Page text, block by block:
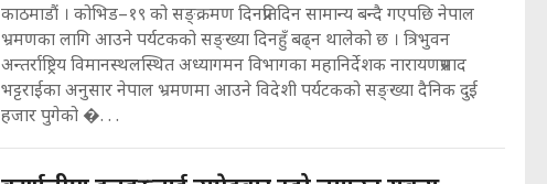
काठमाडौं । कोभिड–१९ को सङ्क्रमण दिनप्रतिदिन सामान्य बन्दै गएपछि नेपाल
भ्रमणका लागि आउने पर्यटकको सङ्ख्या दिनहुँ बढ्न थालेको छ । त्रिभुवन
अन्तर्राष्ट्रिय विमानस्थलस्थित अध्यागमन विभागका महानिर्देशक नारायणप्रसाद
भट्टराईका अनुसार नेपाल भ्रमणमा आउने विदेशी पर्यटकको सङ्ख्या दैनिक दुई
हजार पुगेको �. . .